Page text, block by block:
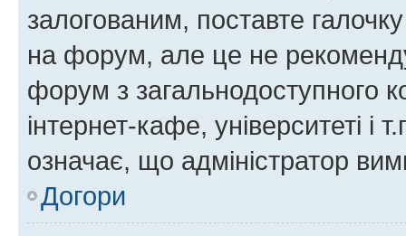
залогованим, поставте
на форум, але це не
форум з загальнодоступного
інтернет-кафе, університеті і
означає, що адміністратор
Догори